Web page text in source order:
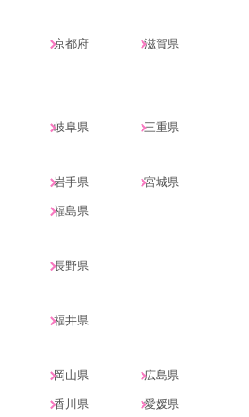
京都府 滋賀県
岐阜県
三重県
岩手県 宮城県
福島県
長野県
福井県
岡山県 広島県
香川県 愛媛県